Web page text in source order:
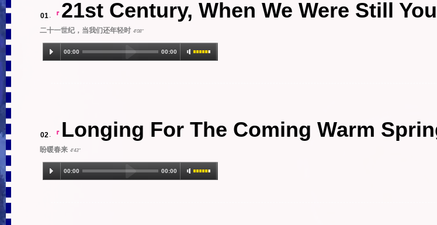
01 . 『 21st Century, When We Were Still
二十一世纪，当我们还年轻时 4'08''
00:00 00:00
02 . 『 Longing For The Coming Warm
盼暖春来 4'43''
00:00 00:00